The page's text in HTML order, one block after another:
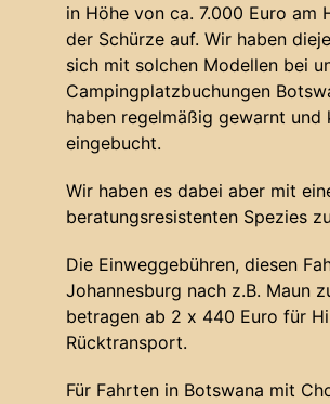
in Höhe von ca. 7.000 Euro am
der Schürze auf. Wir haben
sich mit solchen Modellen bei
Campingplatzbuchungen
haben regelmäßig gewarnt und
eingebucht.
Wir haben es dabei aber mit
beratungsresistenten Spezies
Die Einweggebühren, diesen
Johannesburg nach z.B. Maun
betragen ab 2 x 440 Euro für
Rücktransport.
Für Fahrten in Botswana mit